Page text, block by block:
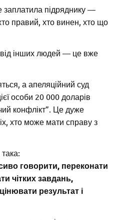
підряднику —
правий, хто винен, хто що
від інших людей — це вже
а апеляційний суд
особи 20 000 доларів
конфлікт”. Це дуже
хто може мати справу з
говорити, переконати
чітких завдань,
результат і